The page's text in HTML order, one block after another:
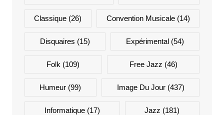
Classique (26) Convention Musicale(14)
Disquaires (15) Expérimental (54)
Folk (109) Free Jazz (46)
Humeur (99) Image Du Jour(437)
Informatique(17) Jazz (181)